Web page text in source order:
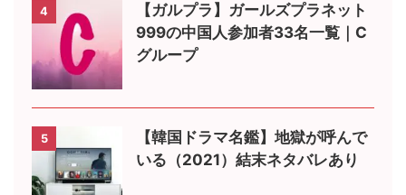
4
【ガルプラ】ガールズプラネット
999の中国人参加者33名一覧｜C
グループ
5
【韓国ドラマ名鑑】地獄が呼んで
いる（2021）結末ネタバレあり